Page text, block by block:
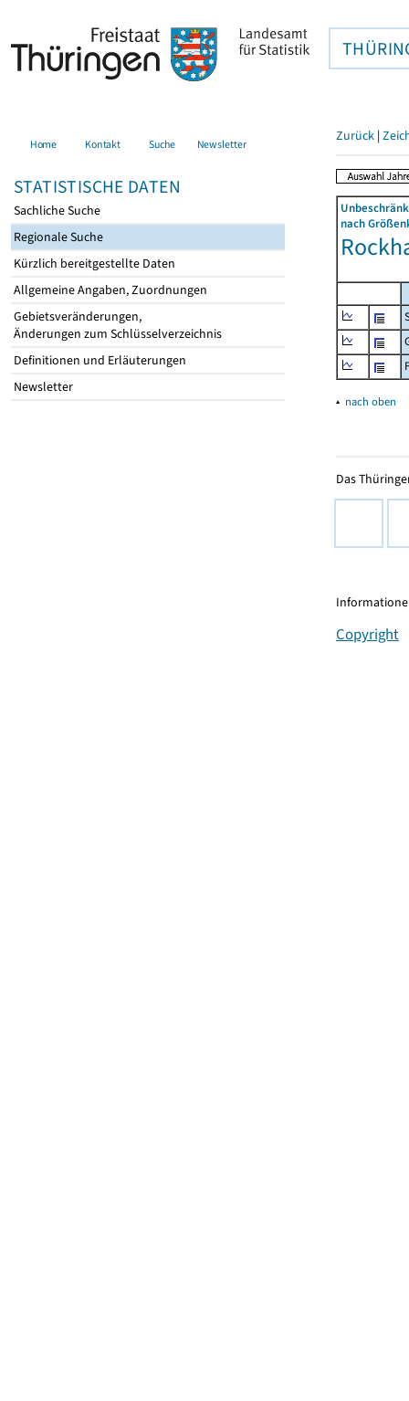
Home Kontakt Suche Newsletter
STATISTISCHE DATEN
Sachliche Suche
Regionale Suche
Kürzlich bereitgestellte Daten
Allgemeine Angaben, Zuordnungen
Gebietsveränderungen,
Änderungen zum Schlüsselverzeichnis
Definitionen und Erläuterungen
Newsletter
Zurück |
nach
▴ nach oben
Das
Copyright